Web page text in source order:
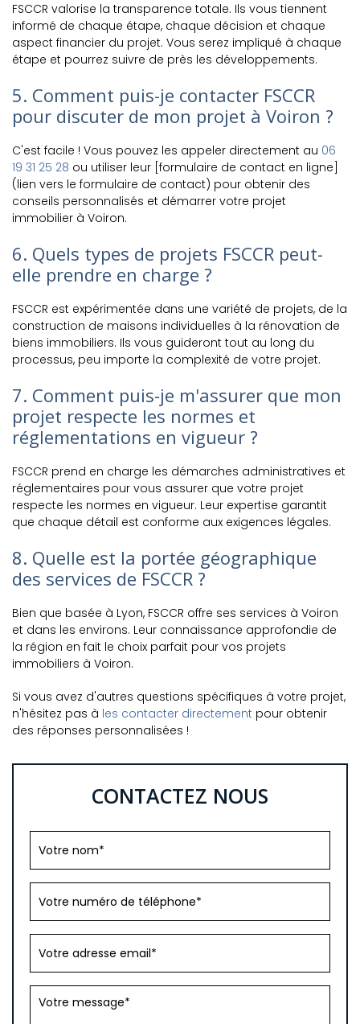
FSCCR valorise la transparence totale. Ils vous tiennent
informé de chaque étape, chaque décision et chaque
aspect financier du projet. Vous serez impliqué à chaque
étape et pourrez suivre de près les développements.
5. Comment puis-je contacter FSCCR
pour discuter de mon projet à Voiron ?
C'est facile ! Vous pouvez les appeler directement au 06
19 31 25 28 ou utiliser leur [formulaire de contact en ligne]
(lien vers le formulaire de contact) pour obtenir des
conseils personnalisés et démarrer votre projet
immobilier à Voiron.
6. Quels types de projets FSCCR peut-
elle prendre en charge ?
FSCCR est expérimentée dans une variété de projets, de la
construction de maisons individuelles à la rénovation de
biens immobiliers. Ils vous guideront tout au long du
processus, peu importe la complexité de votre projet.
7. Comment puis-je m'assurer que mon
projet respecte les normes et
réglementations en vigueur ?
FSCCR prend en charge les démarches administratives et
réglementaires pour vous assurer que votre projet
respecte les normes en vigueur. Leur expertise garantit
que chaque détail est conforme aux exigences légales.
8. Quelle est la portée géographique
des services de FSCCR ?
Bien que basée à Lyon, FSCCR offre ses services à Voiron
et dans les environs. Leur connaissance approfondie de
la région en fait le choix parfait pour vos projets
immobiliers à Voiron.
Si vous avez d'autres questions spécifiques à votre projet,
n'hésitez pas à les contacter directement pour obtenir
des réponses personnalisées !
CONTACTEZ NOUS